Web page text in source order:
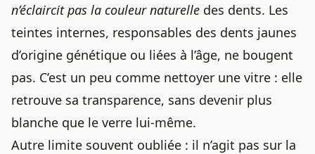
n’éclaircit pas la couleur naturelle des dents. Les
teintes internes, responsables des dents jaunes
d’origine génétique ou liées à l’âge, ne bougent
pas. C’est un peu comme nettoyer une vitre : elle
retrouve sa transparence, sans devenir plus
blanche que le verre lui-même.
Autre limite souvent oubliée : il n’agit pas sur la